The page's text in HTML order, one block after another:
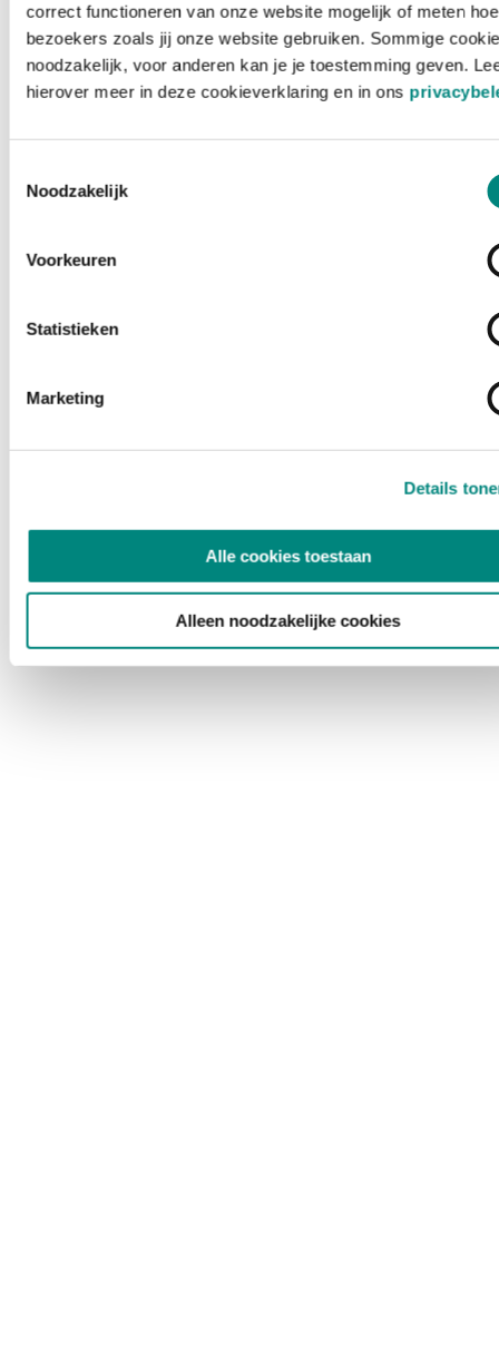
correct functioneren van onze website mogelijk of meten hoe
bezoekers zoals jij onze website gebruiken. Sommige
noodzakelijk, voor anderen kan je je toestemming geven.
hierover meer in deze cookieverklaring en in ons
Noodzakelijk
Voorkeuren
Statistieken
Marketing
Details
Alle cookies toestaan
Alleen noodzakelijke cookies